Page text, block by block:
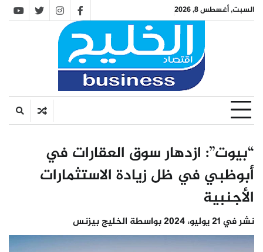
السبت, أغسطس 8, 2026 facebook
instagram
twitter
“بيوت”: ازدهار سوق العقارات في
أبوظبي في ظل زيادة الاستثمارات
الأجنبية
نشر في21 يوليو، 2024 بواسطة الخليج بيزنس